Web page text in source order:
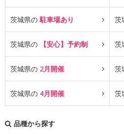
茨城県の駐車場あり 茨
茨城県の 【安心】予約制 茨
茨城県の 2月開催 茨
茨城県の 4月開催 茨
品種から探す